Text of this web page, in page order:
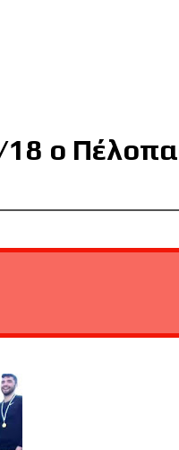
18 ο